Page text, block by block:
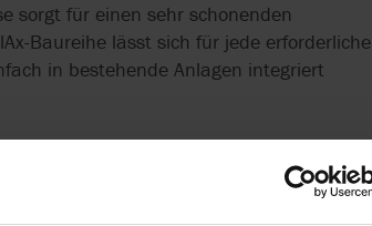
sorgt für einen sehr schonenden
Baureihe lässt sich für jede erforderliche
in bestehende Anlagen integriert